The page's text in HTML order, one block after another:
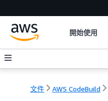
開始使用
文件 AWS CodeBuild